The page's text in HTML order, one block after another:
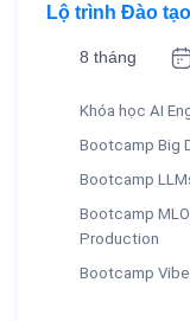
Lộ trình Đào
8 tháng
Khóa học AI
Bootcamp Big
Bootcamp
Bootcamp
Production
Bootcamp